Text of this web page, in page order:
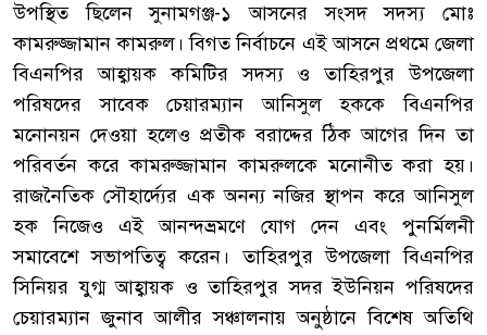
উপস্থিত ছিলেন সুনামগঞ্জ-১ আসনের সংসদ সদস্য মোঃ
কামরুজ্জামান কামরুল। বিগত নির্বাচনে এই আসনে প্রথমে জেলা
বিএনপির আহ্বায়ক কমিটির সদস্য ও তাহিরপুর উপজেলা
পরিষদের সাবেক চেয়ারম্যান আনিসুল হককে বিএনপির
মনোনয়ন দেওয়া হলেও প্রতীক বরাদ্দের ঠিক আগের দিন তা
পরিবর্তন করে কামরুজ্জামান কামরুলকে মনোনীত করা হয়।
রাজনৈতিক সৌহার্দ্যের এক অনন্য নজির স্থাপন করে আনিসুল
হক নিজেও এই আনন্দভ্রমণে যোগ দেন এবং পুনর্মিলনী
সমাবেশে সভাপতিত্ব করেন। তাহিরপুর উপজেলা বিএনপির
সিনিয়র যুগ্ম আহ্বায়ক ও তাহিরপুর সদর ইউনিয়ন পরিষদের
চেয়ারম্যান জুনাব আলীর সঞ্চালনায় অনুষ্ঠানে বিশেষ অতিথি